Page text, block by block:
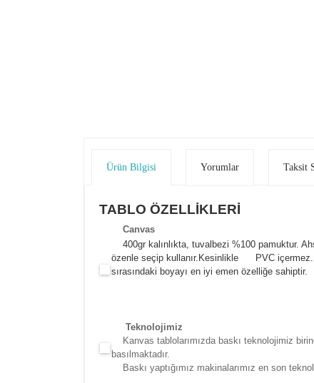
Ürün Bilgisi Yorumlar Taksit
TABLO ÖZELLİKLERİ
Canvas
400gr kalınlıkta, tuvalbezi %100 pamuktur.
özenle seçip kullanır. Kesinlikle PVC içermez.
sırasındaki boyayı en iyi emen özelliğe sahiptir.
Teknolojimiz
Kanvas tablolarımızda baskı teknolojimiz
basılmaktadır.
Baskı yaptığımız makinalarımız en son